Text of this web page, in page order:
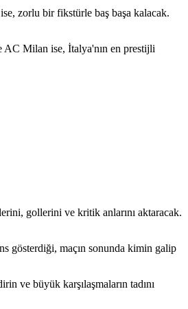
zorlu bir fikstürle baş başa kalacak.
AC Milan ise, İtalya'nın en prestijli
gollerini ve kritik anlarını aktaracak.
gösterdiği, maçın sonunda kimin galip
ve büyük karşılaşmaların tadını